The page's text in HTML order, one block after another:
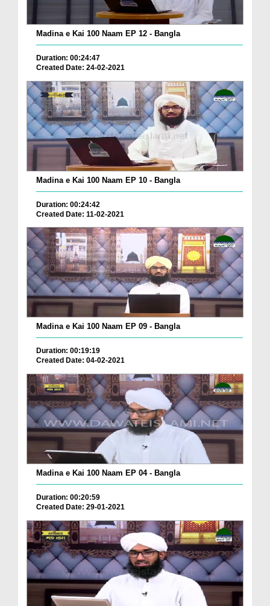
Madina e Kai 100 Naam EP 12 - Bangla
Duration: 00:24:47
Created Date: 24-02-2021
Madina e Kai 100 Naam EP 10 - Bangla
Duration: 00:24:42
Created Date: 11-02-2021
Madina e Kai 100 Naam EP 09 - Bangla
Duration: 00:19:19
Created Date: 04-02-2021
Madina e Kai 100 Naam EP 04 - Bangla
Duration: 00:20:59
Created Date: 29-01-2021